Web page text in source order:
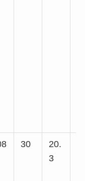
30
20.
3